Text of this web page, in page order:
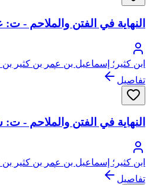
النهاية في الفتن والملاحم -
ابن كثير؛ إسماعيل بن عمر بن كثير
البصروي ثم الدمشقي، أبو الفداء، عماد
تفاصيل
النهاية في الفتن والملاحم - ت:
ابن كثير؛ إسماعيل بن عمر بن كثير
البصروي ثم الدمشقي، أبو الفداء، عماد
تفاصيل